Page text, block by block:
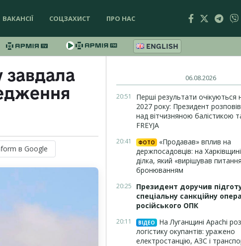
ВАКАНСІЇ СОЦЗАХИСТ ПРО НАС
ENGLISH
завдала
в Google
06.08.2026
20:51
Перші результати очікуються
2027 року: Президент
над вітчизняною балістикою
FREYJA
20:41 ФОТО
«Продавав» вплив на
держпосадовців: на
ділка, який «вирішував
бронюванням
20:25
Президент доручив
спеціальну санкційну
російського ОПК
20:11 ВІДЕО
На Луганщині Apachi
логістику окупантів: уражено
електростанцію, АЗС і